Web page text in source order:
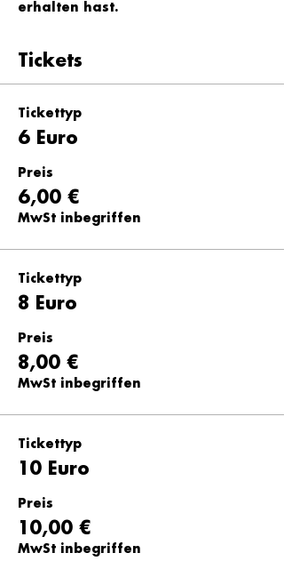
erhalten hast.
Tickets
Tickettyp
6 Euro
Preis
6,00 €
MwSt inbegriffen
Tickettyp
8 Euro
Preis
8,00 €
MwSt inbegriffen
Tickettyp
10 Euro
Preis
10,00 €
MwSt inbegriffen